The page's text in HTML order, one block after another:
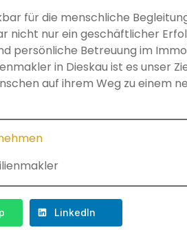
für die menschliche
nicht nur ein geschäftlicher
persönliche Betreuung im
in Dieskau ist es unser
auf ihrem Weg zu einem
LinkedIn